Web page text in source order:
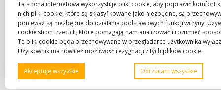
Ta strona internetowa wykorzystuje pliki cookie, aby poprawić komfort
nich pliki cookie, które są sklasyfikowane jako niezbędne, są
ponieważ są niezbędne do działania podstawowych funkcji witryny.
cookie stron trzecich, które pomagają nam analizować i rozumieć
Te pliki cookie będą przechowywane w przeglądarce użytkownika
Użytkownik ma również możliwość rezygnacji z tych plików cookie.
Akceptuję wszystkie Odrzucam wszystkie